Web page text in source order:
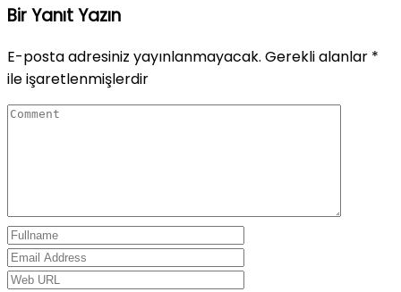
Bir Yanıt Yazın
E-posta adresiniz yayınlanmayacak. Gerekli alanlar *
ile işaretlenmişlerdir